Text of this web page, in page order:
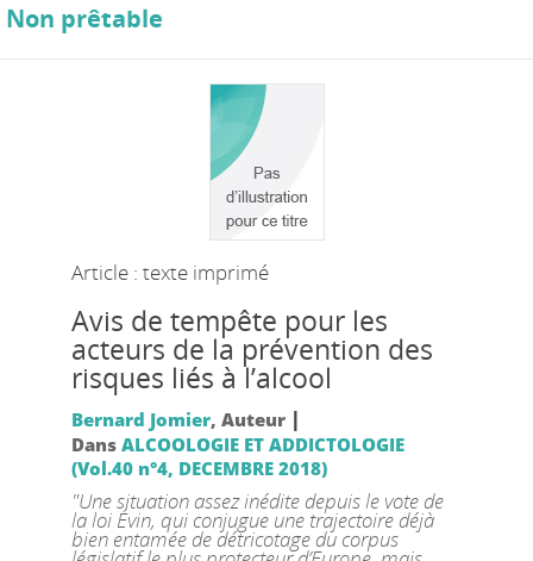
Non prêtable
Article : texte imprimé
Avis de tempête pour les
acteurs de la prévention des
risques liés à l’alcool
Bernard Jomier, Auteur |
Dans ALCOOLOGIE ET ADDICTOLOGIE
(Vol.40 n°4, DECEMBRE 2018)
"Une situation assez inédite depuis le vote de
la loi Évin, qui conjugue une trajectoire déjà
bien entamée de détricotage du corpus